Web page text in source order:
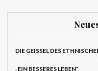
DIE GEISSEL DES
„EIN BESSERES LEBEN“